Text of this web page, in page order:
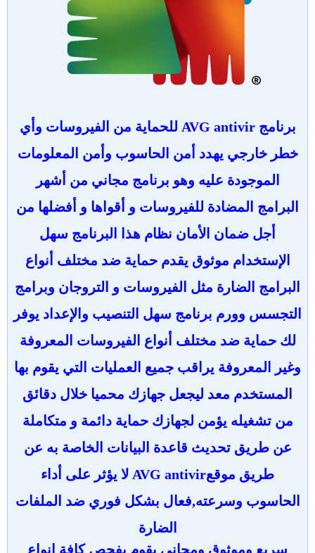
برنامج AVG antivir للحماية من الفيروسات وأي
خطر خارجي يهدد أمن الحاسوب وأمن المعلومات
الموجودة عليه وهو برنامج مجاني من أشهر
البرامج المضادة للفيروسات و أقواها و أفضلها من
أجل ضمان الأمان نظام هذا البرنامج سهل
الإستخدام موثوق يقدم حماية ضد مختلف أنواع
البرامج الضارة مثل الفيروسات و التروجان وبرامج
التجسس وورم برنامج سهل التنصيب والإعداد يوفر
لك حماية ضد مختلف أنواع الفيروسات المعروفة
وغير المعروفة يراقب جميع العمليات التي يقوم بها
المستخدم معد ليجعل جهازك محميا خلال دقائق
من تشغيله يؤمن لجهازك حماية دائمة و متكاملة
عن طريق تحديث قاعدة البيانات الخاصة به عن
طريق موقعAVG antivir لا يؤثر على أداء
الحاسوب وسرعته,فعال بشكل فوري ضد الملفات
الضارة
سريع وموثوق ومجاني يقوم بفحص كافة انواع